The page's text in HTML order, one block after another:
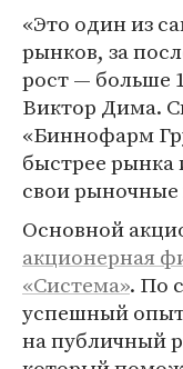
«Это один из
рынков, за
рост — больше
Виктор Дима.
«Биннофарм
быстрее рынка
свои
Основной
акционерная
«Система». По
успешный
на публичный